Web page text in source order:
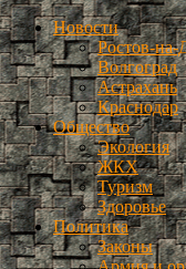
Новости
Ростов-на-
Волгоград
Астрахань
Краснодар
Общество
Экология
ЖКХ
Туризм
Здоровье
Политика
Законы